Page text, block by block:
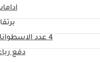
4عدد
دفع